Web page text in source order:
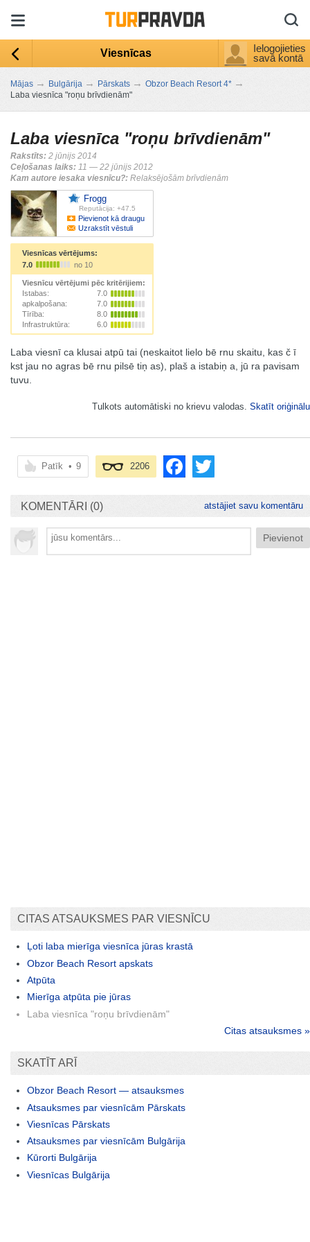
Viesnīcas
Ielogojieties
savā kontā
Mājas → Bulgārija → Pārskats → Obzor Beach Resort 4* →
Laba viesnīca "roņu brīvdienām"
Laba viesnīca "roņu brīvdienām"
Rakstīts: 2 jūnijs 2014
Ceļošanas laiks: 11 — 22 jūnijs 2012
Kam autore iesaka viesnīcu?: Relaksējošām brīvdienām
Frogg
Reputācija: +47.5
Pievienot kā draugu
Uzrakstīt vēstuli
Viesnīcas vērtējums:
7.0
no 10
Viesnīcu vērtējumi pēc kritērijiem:
Istabas:
7.0
apkalpošana:
7.0
Tīrība:
8.0
Infrastruktūra:
6.0
Laba viesnī ca klusai atpū tai (neskaitot lielo bē rnu skaitu, kas č ī
kst jau no agras bē rnu pilsē tiņ as), plaš a istabiņ a, jū ra pavisam
tuvu.
Tulkots automātiski no krievu valodas. Skatīt oriģinālu
Patīk • 9 2206
KOMENTĀRI (0) atstājiet savu komentāru
CITAS ATSAUKSMES PAR VIESNĪCU
Ļoti laba mierīga viesnīca jūras krastā
Obzor Beach Resort apskats
Atpūta
Mierīga atpūta pie jūras
Laba viesnīca "roņu brīvdienām"
Citas atsauksmes »
SKATĪT ARĪ
Obzor Beach Resort — atsauksmes
Atsauksmes par viesnīcām Pārskats
Viesnīcas Pārskats
Atsauksmes par viesnīcām Bulgārija
Kūrorti Bulgārija
Viesnīcas Bulgārija